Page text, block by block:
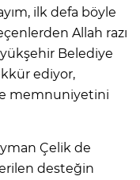
ilk defa böyle
Allah razı
Belediye
ediyor,
memnuniyetini
Çelik de
desteğin